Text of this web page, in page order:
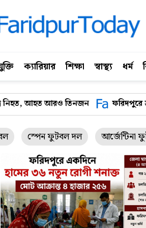
ক্যারিয়ার শিক্ষা স্বাস্থ্য ধর্ম
ফরিদপুরে ভ্রাম্যমাণ আদালতের
স্পেন ফুটবল দল আর্জেন্টিনা